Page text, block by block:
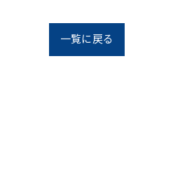
一覧に戻る